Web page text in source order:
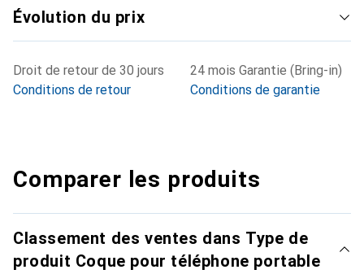
Évolution du prix
Droit de retour de 30 jours
Conditions de retour
24 mois Garantie (Bring-in)
Conditions de garantie
Comparer les produits
Classement des ventes dans Type de
produit Coque pour téléphone portable